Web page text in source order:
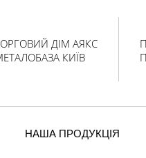
ДІМ АЯКС
КИЇВ
НАША ПРОДУКЦІЯ